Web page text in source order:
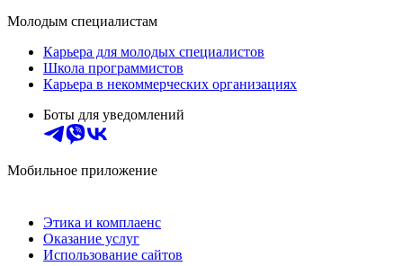
Молодым специалистам
Карьера для молодых специалистов
Школа программистов
Карьера в некоммерческих организациях
Боты для уведомлений
Мобильное приложение
Этика и комплаенс
Оказание услуг
Использование сайтов